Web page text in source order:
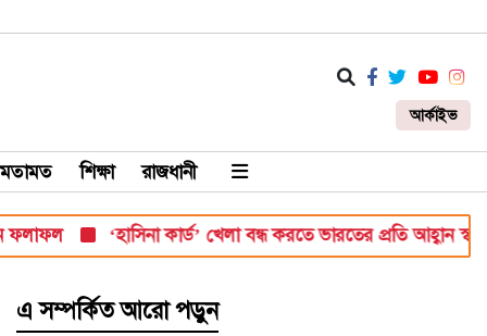
আর্কাইভ
মতামত শিক্ষা রাজধানী
‘হাসিনা কার্ড’ খেলা বন্ধ করতে ভারতের প্রতি আহ্বান স্বরাষ্ট্রমন্ত্রীর
এ সম্পর্কিত আরো পড়ুন